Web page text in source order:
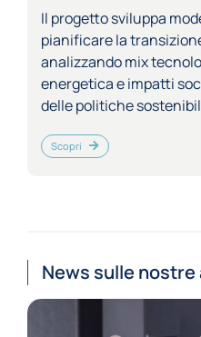
Il progetto sviluppa
pianificare la
analizzando mix
energetica e impatti
delle politiche
Scopri
News sulle